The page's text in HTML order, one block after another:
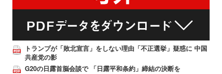
トランプが「敗北宣言」をしない理由「不正選挙」疑惑に 中国
共産党の影
G20の日露首脳会談で 「日露平和条約」締結の決断を